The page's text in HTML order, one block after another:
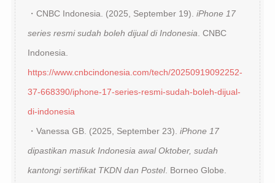
・CNBC Indonesia. (2025, September 19). iPhone 17
series resmi sudah boleh dijual di Indonesia . CNBC
Indonesia.
https://www.cnbcindonesia.com/tech/20250919092252-
37-668390/iphone-17-series-resmi-sudah-boleh-dijual-
di-indonesia
・Vanessa GB. (2025, September 23). iPhone 17
dipastikan masuk Indonesia awal Oktober, sudah
kantongi sertifikat TKDN dan Postel. Borneo Globe.